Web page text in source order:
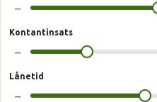
−
Kontantinsats
−
Lånetid
−